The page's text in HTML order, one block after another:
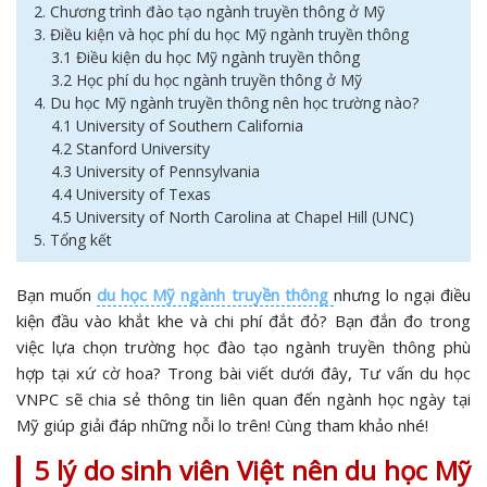
2. Chương trình đào tạo ngành truyền thông ở Mỹ
3. Điều kiện và học phí du học Mỹ ngành truyền thông
3.1 Điều kiện du học Mỹ ngành truyền thông
3.2 Học phí du học ngành truyền thông ở Mỹ
4. Du học Mỹ ngành truyền thông nên học trường nào?
4.1 University of Southern California
4.2 Stanford University
4.3 University of Pennsylvania
4.4 University of Texas
4.5 University of North Carolina at Chapel Hill (UNC)
5. Tổng kết
Bạn muốndu học Mỹ ngành truyền thông nhưng lo ngại điều
kiện đầu vào khắt khe và chi phí đắt đỏ? Bạn đắn đo trong
việc lựa chọn trường học đào tạo ngành truyền thông phù
hợp tại xứ cờ hoa? Trong bài viết dưới đây, Tư vấn du học
VNPC sẽ chia sẻ thông tin liên quan đến ngành học ngày tại
Mỹ giúp giải đáp những nỗi lo trên! Cùng tham khảo nhé!
5 lý do sinh viên Việt nên du học Mỹ